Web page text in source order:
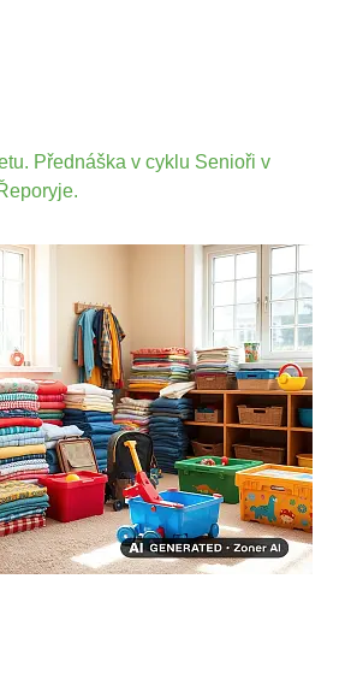
Přednáška v cyklu Senioři v